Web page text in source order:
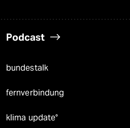
Podcast
bundestalk
fernverbindung
klima update°